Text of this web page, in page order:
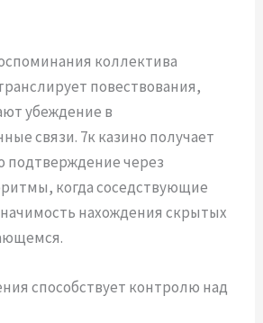
коллектива
повествования,
убеждение в
связи. 7к казино получает
через
когда соседствующие
нахождения скрытых
способствует контролю над